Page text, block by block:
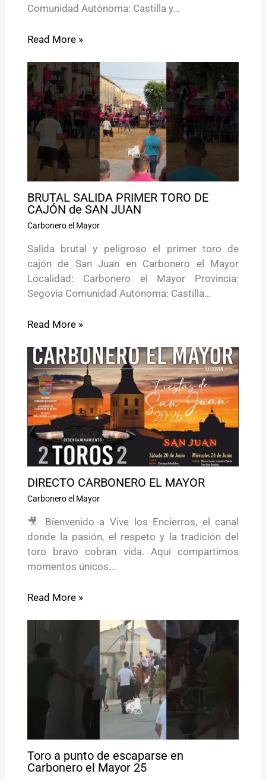
Comunidad Autónoma: Castilla y…
Read More »
BRUTAL SALIDA PRIMER TORO DE
CAJÓN de SAN JUAN
Carbonero el Mayor
Salida brutal y peligroso el primer toro de
cajón de San Juan en Carbonero el Mayor
Localidad: Carbonero el Mayor Provincia:
Segovia Comunidad Autónoma: Castilla…
Read More »
DIRECTO CARBONERO EL MAYOR
Carbonero el Mayor
🎥 Bienvenido a Vive los Encierros, el canal
donde la pasión, el respeto y la tradición del
toro bravo cobran vida. Aquí compartimos
momentos únicos…
Read More »
Toro a punto de escaparse en
Carbonero el Mayor 25